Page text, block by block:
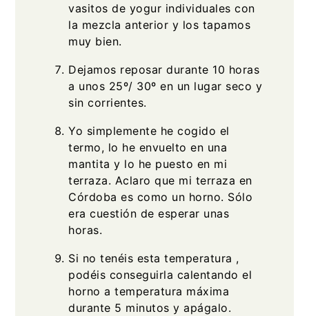
vasitos de yogur individuales con
la mezcla anterior y los tapamos
muy bien.
Dejamos reposar durante 10 horas
a unos 25º/ 30º en un lugar seco y
sin corrientes.
Yo simplemente he cogido el
termo, lo he envuelto en una
mantita y lo he puesto en mi
terraza. Aclaro que mi terraza en
Córdoba es como un horno. Sólo
era cuestión de esperar unas
horas.
Si no tenéis esta temperatura ,
podéis conseguirla calentando el
horno a temperatura máxima
durante 5 minutos y apágalo.